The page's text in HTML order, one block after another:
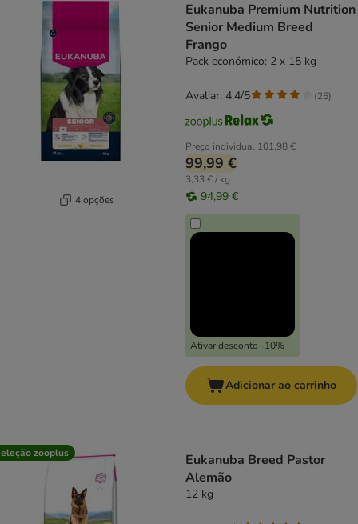
4 opções
Eukanuba Premium Nutrition
Senior Medium Breed
Frango
Pack económico: 2 x 15 kg
Preço individual 101,98 €
99,99 €
3,33 € / kg
94,99 €
Ativar desconto -10%
Avaliar: 4.4/5 (25)
Adicionar ao carrinho
zooplus
Eukanuba Breed Pastor
Alemão
12 kg